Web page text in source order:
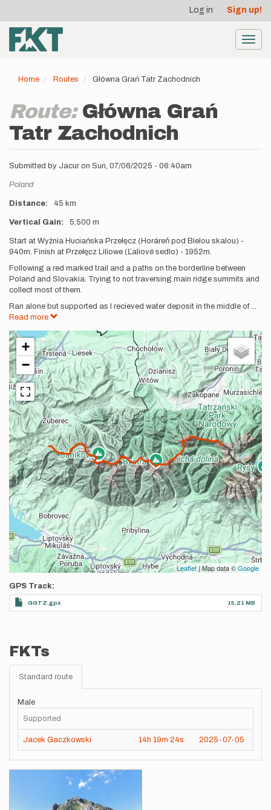
main
content
account
menu
Log in Sign up!
Home Routes Główna Grań Tatr Zachodnich
Route: Główna Grań
Tatr Zachodnich
Submitted by Jacur on Sun, 07/06/2025 - 06:40am
Location
Poland
Distance 45 km
Vertical Gain 5,500 m
Description
Start at Wyżnia Huciańska Przełęcz (Horáreň pod Bielou skalou) -
940m. Finish at Przełęcz Liliowe (Ľaliové sedlo) - 1952m.
Following a red marked trail and a paths on the borderline between
Poland and Slovakia. Trying to not traversing main ridge summits and
collect most of them.
Ran alone but supported as I recieved water deposit in the middle of...
Read more
+
−
Leaflet | Map data ©Google
GPS Track
GGTZ.gpx 15.21 MB
FKTs
Standard route
Male
Supported
Jacek Gaczkowski 14h 19m 24s 2025-07-05